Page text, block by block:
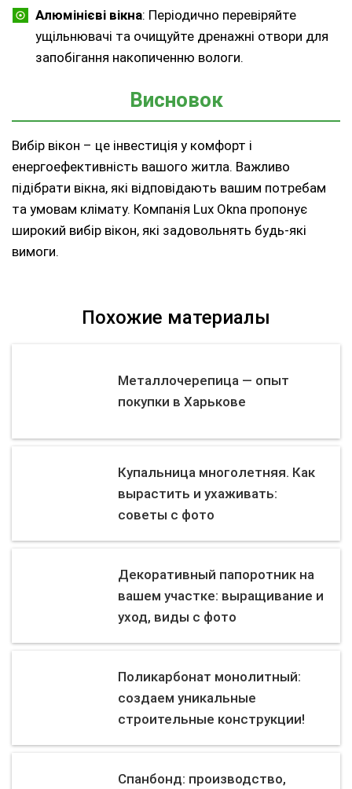
Алюмінієві вікна: Періодично перевіряйте
ущільнювачі та очищуйте дренажні отвори для
запобігання накопиченню вологи.
Висновок
Вибір вікон – це інвестиція у комфорт і
енергоефективність вашого житла. Важливо
підібрати вікна, які відповідають вашим потребам
та умовам клімату. Компанія Lux Okna пропонує
широкий вибір вікон, які задовольнять будь-які
вимоги.
Похожие материалы
Металлочерепица — опыт
покупки в Харькове
Купальница многолетняя. Как
вырастить и ухаживать:
советы с фото
Декоративный папоротник на
вашем участке: выращивание и
уход, виды с фото
Поликарбонат монолитный:
создаем уникальные
строительные конструкции!
Спанбонд: производство,